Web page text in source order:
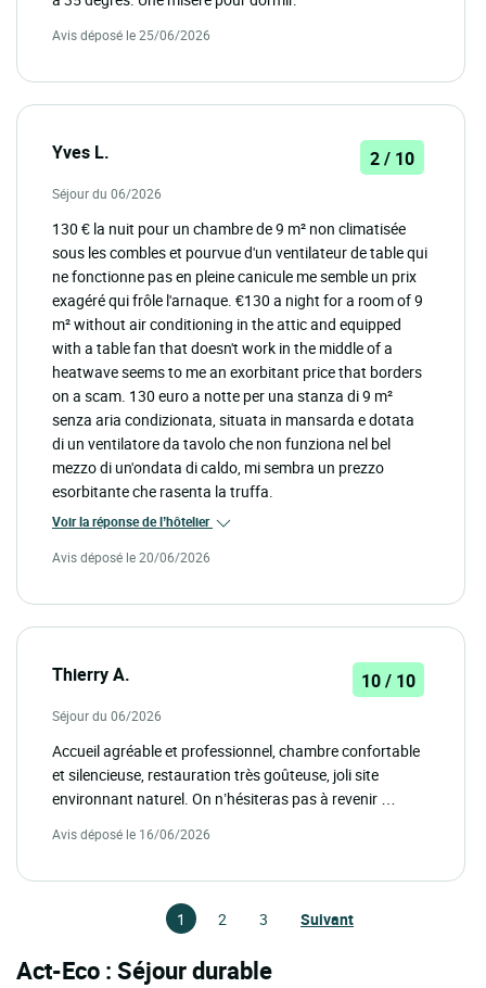
Avis déposé le 25/06/2026
Yves L. 2 / 10
Séjour du 06/2026
130 € la nuit pour un chambre de 9 m² non climatisée
sous les combles et pourvue d'un ventilateur de table qui
ne fonctionne pas en pleine canicule me semble un prix
exagéré qui frôle l'arnaque. €130 a night for a room of 9
m² without air conditioning in the attic and equipped
with a table fan that doesn't work in the middle of a
heatwave seems to me an exorbitant price that borders
on a scam. 130 euro a notte per una stanza di 9 m²
senza aria condizionata, situata in mansarda e dotata
di un ventilatore da tavolo che non funziona nel bel
mezzo di un'ondata di caldo, mi sembra un prezzo
esorbitante che rasenta la truffa.
Voir la réponse de l’hôtelier
Avis déposé le 20/06/2026
Thierry A. 10 / 10
Séjour du 06/2026
Accueil agréable et professionnel, chambre confortable
et silencieuse, restauration très goûteuse, joli site
environnant naturel. On n’hésiteras pas à revenir …
Avis déposé le 16/06/2026
1 2 3 Suivant
Act-Eco : Séjour durable